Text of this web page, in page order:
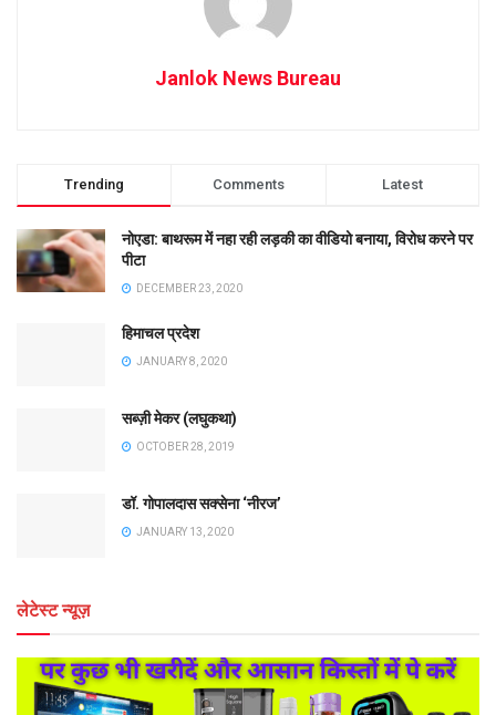
Janlok News Bureau
Trending Comments Latest
नोएडा: बाथरूम में नहा रही लड़की का वीडियो बनाया, विरोध करने पर
पीटा
DECEMBER 23, 2020
हिमाचल प्रदेश
JANUARY 8, 2020
सब्ज़ी मेकर (लघुकथा)
OCTOBER 28, 2019
डॉ. गोपालदास सक्सेना ‘नीरज’
JANUARY 13, 2020
लेटेस्ट न्यूज़